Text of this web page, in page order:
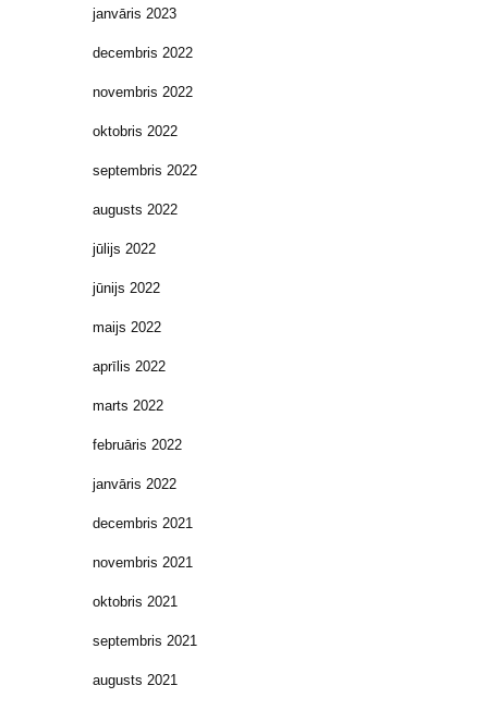
janvāris 2023
decembris 2022
novembris 2022
oktobris 2022
septembris 2022
augusts 2022
jūlijs 2022
jūnijs 2022
maijs 2022
aprīlis 2022
marts 2022
februāris 2022
janvāris 2022
decembris 2021
novembris 2021
oktobris 2021
septembris 2021
augusts 2021